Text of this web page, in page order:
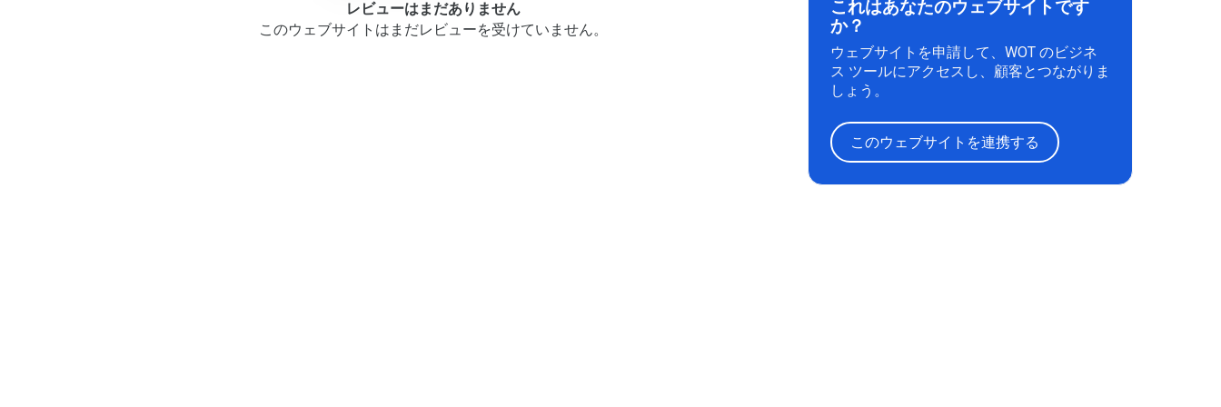
レビューはまだありません
このウェブサイトはまだレビューを受けていません。
これはあなたのウェブサイトです
か？
ウェブサイトを申請して、WOT のビジネ
ス ツールにアクセスし、顧客とつながりま
しょう。
このウェブサイトを連携する